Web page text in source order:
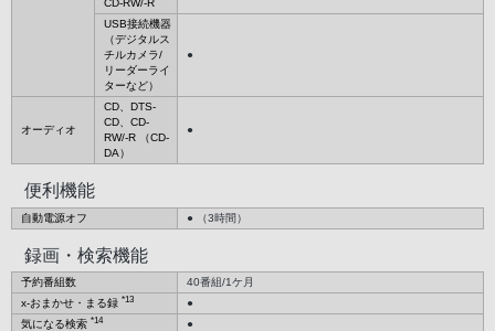
CD-RW/-R
USB接続機器
（デジタルス
チルカメラ/
リーダーライ
ターなど）
●
オーディオ
CD、DTS-
CD、CD-
RW/-R （CD-
DA）
●
便利機能
自動電源オフ ● （3時間）
録画・検索機能
予約番組数
40番組/1ケ月
x-おまかせ・まる録 *13
●
気になる検索 *14
●